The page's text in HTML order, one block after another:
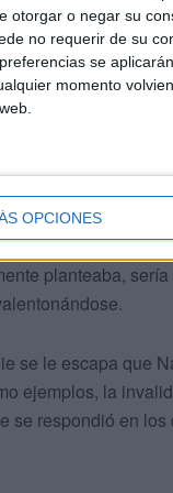
otorgar o negar su
no requerir de su
se
momento
OPCIONES
numerosos
otro foro
armados,
de la
extrema y
sumarios
siempre alcanza
planteaba,
se le escapa que
ejemplos, la
se respondió en